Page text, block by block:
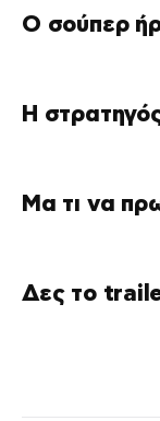
Ο σούπερ
Η
Μα τι να
Δες το